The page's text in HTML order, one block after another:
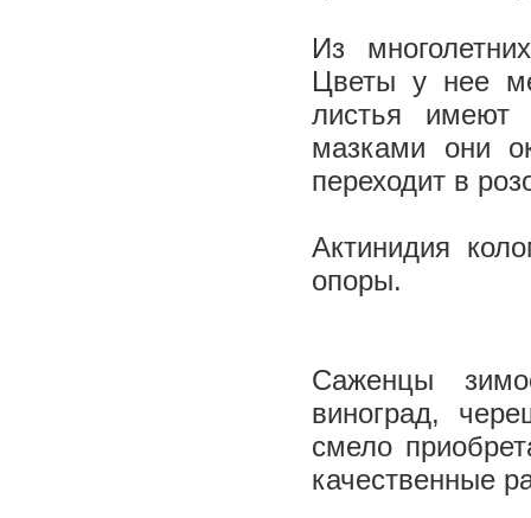
Из
Цветы у нее
листья имеют
мазками они
переходит в
Актинидия
опоры.
Саженцы
виноград,
смело
качественные